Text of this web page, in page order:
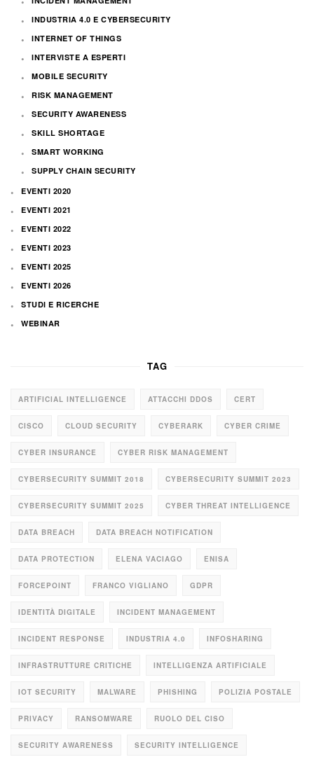
INDUSTRIA 4.0 E CYBERSECURITY
INTERNET OF THINGS
INTERVISTE A ESPERTI
MOBILE SECURITY
RISK MANAGEMENT
SECURITY AWARENESS
SKILL SHORTAGE
SMART WORKING
SUPPLY CHAIN SECURITY
EVENTI 2020
EVENTI 2021
EVENTI 2022
EVENTI 2023
EVENTI 2025
EVENTI 2026
STUDI E RICERCHE
WEBINAR
TAG
ARTIFICIAL INTELLIGENCE ATTACCHI DDOS CERT
CISCO CLOUD SECURITY CYBERARK CYBER CRIME
CYBER INSURANCE CYBER RISK MANAGEMENT
CYBERSECURITY SUMMIT 2018 CYBERSECURITY SUMMIT 2023
CYBERSECURITY SUMMIT 2025 CYBER THREAT INTELLIGENCE
DATA BREACH DATA BREACH NOTIFICATION
DATA PROTECTION ELENA VACIAGO ENISA
FORCEPOINT FRANCO VIGLIANO GDPR
IDENTITÀ DIGITALE INCIDENT MANAGEMENT
INCIDENT RESPONSE INDUSTRIA 4.0 INFOSHARING
INFRASTRUTTURE CRITICHE INTELLIGENZA ARTIFICIALE
IOT SECURITY MALWARE PHISHING POLIZIA POSTALE
PRIVACY RANSOMWARE RUOLO DEL CISO
SECURITY AWARENESS SECURITY INTELLIGENCE